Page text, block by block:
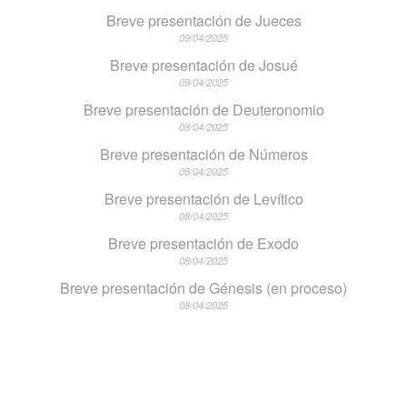
Breve presentación de Jueces
09/04/2025
Breve presentación de Josué
09/04/2025
Breve presentación de Deuteronomio
08/04/2025
Breve presentación de Números
08/04/2025
Breve presentación de Levítico
08/04/2025
Breve presentación de Exodo
08/04/2025
Breve presentación de Génesis (en proceso)
08/04/2025